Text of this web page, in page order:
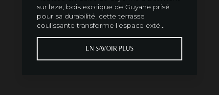
sur leze, bois exotique de Guyane prisé
pour sa durabilité, cette terrasse
coulissante transforme l'espace exté...
EN SAVOIR PLUS